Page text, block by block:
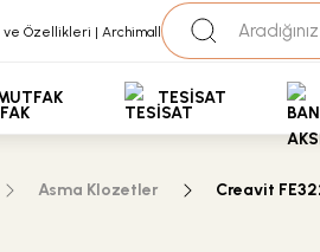
35+ Yıllık
Uzman Ekip
Ödemeli Özel Fiyatlar için
TESİSAT
Asma Klozetler Creavit